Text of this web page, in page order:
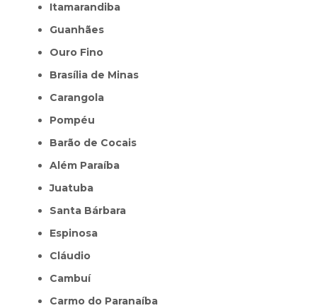
Itamarandiba
Guanhães
Ouro Fino
Brasília de Minas
Carangola
Pompéu
Barão de Cocais
Além Paraíba
Juatuba
Santa Bárbara
Espinosa
Cláudio
Cambuí
Carmo do Paranaíba